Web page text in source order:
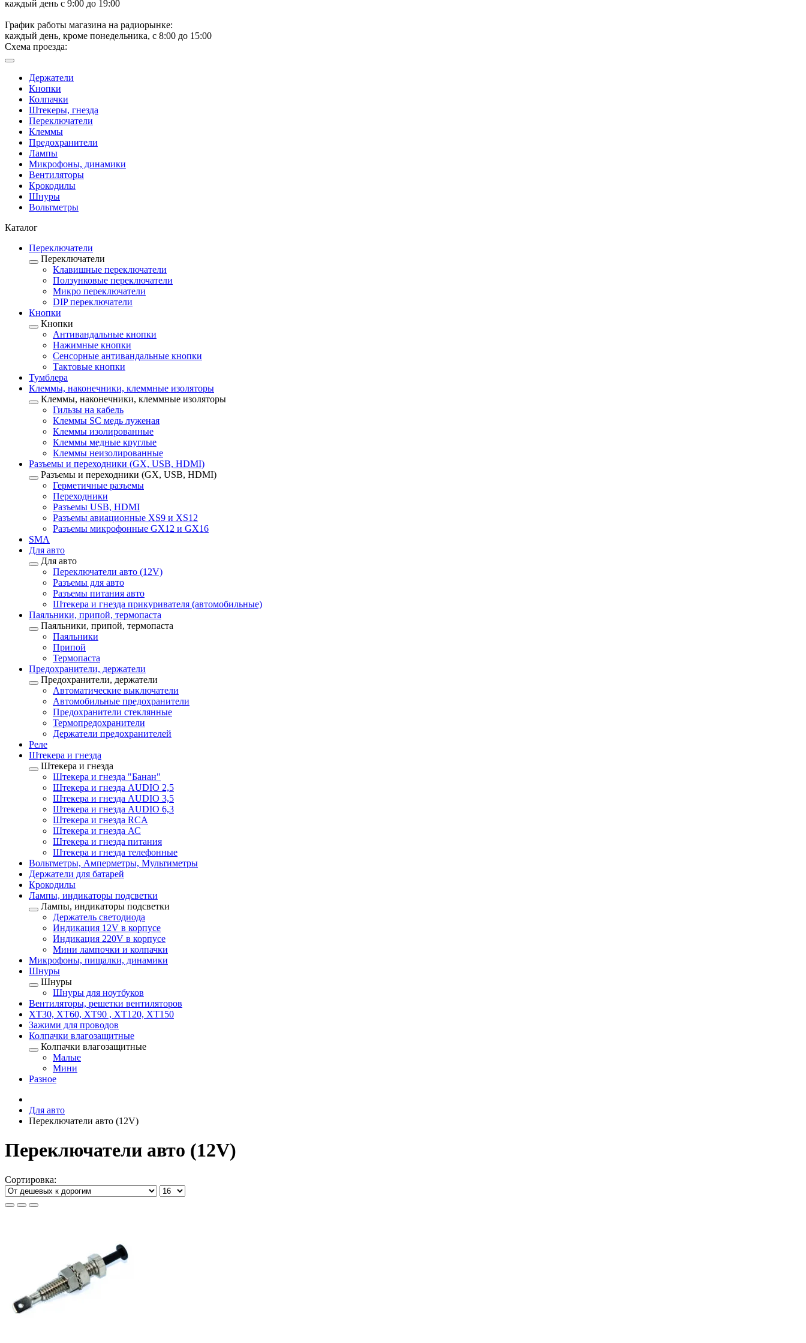
каждый день с 9:00 до 19:00
График работы магазина на радиорынке:
каждый день, кроме понедельника, с 8:00 до 15:00
Схема проезда:
Держатели
Кнопки
Колпачки
Штекеры, гнезда
Переключатели
Клеммы
Предохранители
Лампы
Микрофоны, динамики
Вентиляторы
Крокодилы
Шнуры
Вольтметры
Каталог
Переключатели
Переключатели
Клавишные переключатели
Ползунковые переключатели
Микро переключатели
DIP переключатели
Кнопки
Кнопки
Антивандальные кнопки
Нажимные кнопки
Сенсорные антивандальные кнопки
Тактовые кнопки
Тумблера
Клеммы, наконечники, клеммные изоляторы
Клеммы, наконечники, клеммные изоляторы
Гильзы на кабель
Клеммы SC медь луженая
Клеммы изолированные
Клеммы медные круглые
Клеммы неизолированные
Разъемы и переходники (GX, USB, HDMI)
Разъемы и переходники (GX, USB, HDMI)
Герметичные разъемы
Переходники
Разъемы USB, HDMI
Разъемы авиационные XS9 и XS12
Разъемы микрофонные GX12 и GX16
SMA
Для авто
Для авто
Переключатели авто (12V)
Разъемы для авто
Разъемы питания авто
Штекера и гнезда прикуривателя (автомобильные)
Паяльники, припой, термопаста
Паяльники, припой, термопаста
Паяльники
Припой
Термопаста
Предохранители, держатели
Предохранители, держатели
Автоматические выключатели
Автомобильные предохранители
Предохранители стеклянные
Термопредохранители
Держатели предохранителей
Реле
Штекера и гнезда
Штекера и гнезда
Штекера и гнезда "Банан"
Штекера и гнезда AUDIO 2,5
Штекера и гнезда AUDIO 3,5
Штекера и гнезда AUDIO 6,3
Штекера и гнезда RCA
Штекера и гнезда АС
Штекера и гнезда питания
Штекера и гнезда телефонные
Вольтметры, Амперметры, Мультиметры
Держатели для батарей
Крокодилы
Лампы, индикаторы подсветки
Лампы, индикаторы подсветки
Держатель светодиода
Индикация 12V в корпусе
Индикация 220V в корпусе
Мини лампочки и колпачки
Микрофоны, пищалки, динамики
Шнуры
Шнуры
Шнуры для ноутбуков
Вентиляторы, решетки вентиляторов
XT30, XT60, XT90 , XT120, XT150
Зажими для проводов
Колпачки влагозащитные
Колпачки влагозащитные
Малые
Мини
Разное
Для авто
Переключатели авто (12V)
Переключатели авто (12V)
Сортировка: